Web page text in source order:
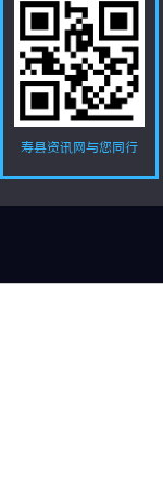
寿县资讯网与您同行